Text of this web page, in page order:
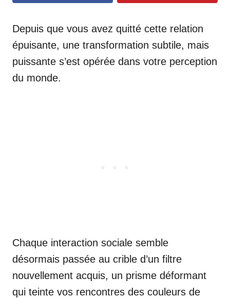
Depuis que vous avez quitté cette relation
épuisante, une transformation subtile, mais
puissante s’est opérée dans votre perception
du monde.
Chaque interaction sociale semble
désormais passée au crible d’un filtre
nouvellement acquis, un prisme déformant
qui teinte vos rencontres des couleurs de